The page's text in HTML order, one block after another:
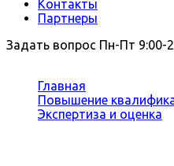
Контакты
Партнеры
Задать вопрос Пн-Пт 9:00-
Главная
Повышение
Экспертиза и оценка